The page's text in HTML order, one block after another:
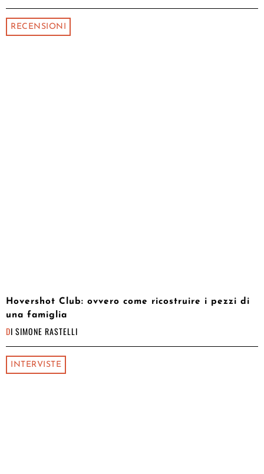
RECENSIONI
Hovershot Club: ovvero come ricostruire i pezzi di
una famiglia
DI SIMONE RASTELLI
INTERVISTE